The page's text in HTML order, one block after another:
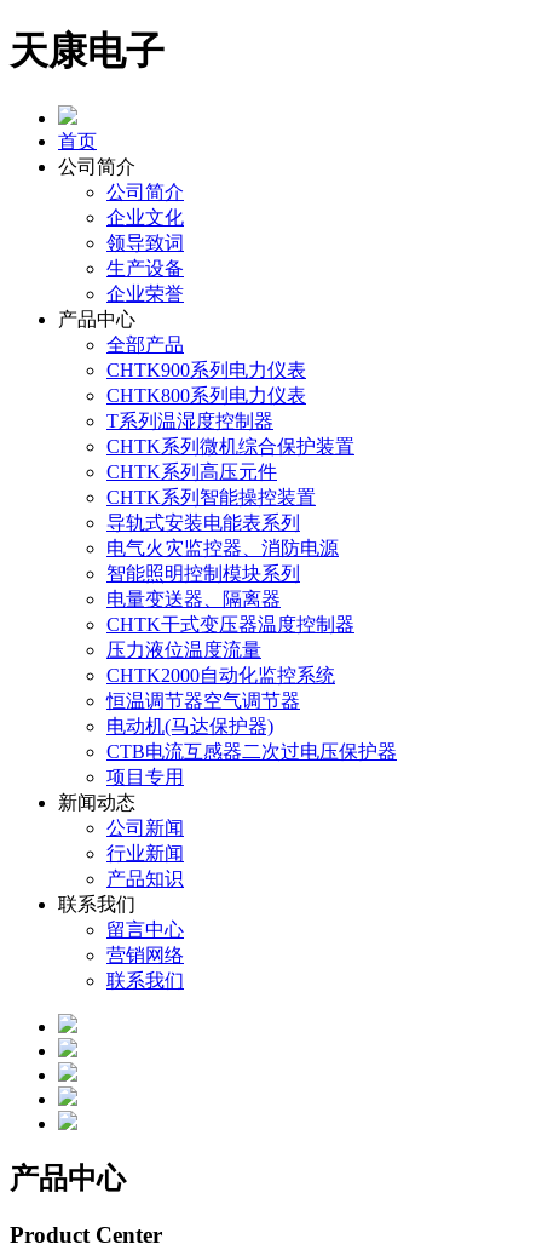
天康电子
首页
公司简介
公司简介
企业文化
领导致词
生产设备
企业荣誉
产品中心
全部产品
CHTK900系列电力仪表
CHTK800系列电力仪表
T系列温湿度控制器
CHTK系列微机综合保护装置
CHTK系列高压元件
CHTK系列智能操控装置
导轨式安装电能表系列
电气火灾监控器、消防电源
智能照明控制模块系列
电量变送器、隔离器
CHTK干式变压器温度控制器
压力液位温度流量
CHTK2000自动化监控系统
恒温调节器空气调节器
电动机(马达保护器)
CTB电流互感器二次过电压保护器
项目专用
新闻动态
公司新闻
行业新闻
产品知识
联系我们
留言中心
营销网络
联系我们
产品中心
Product Center